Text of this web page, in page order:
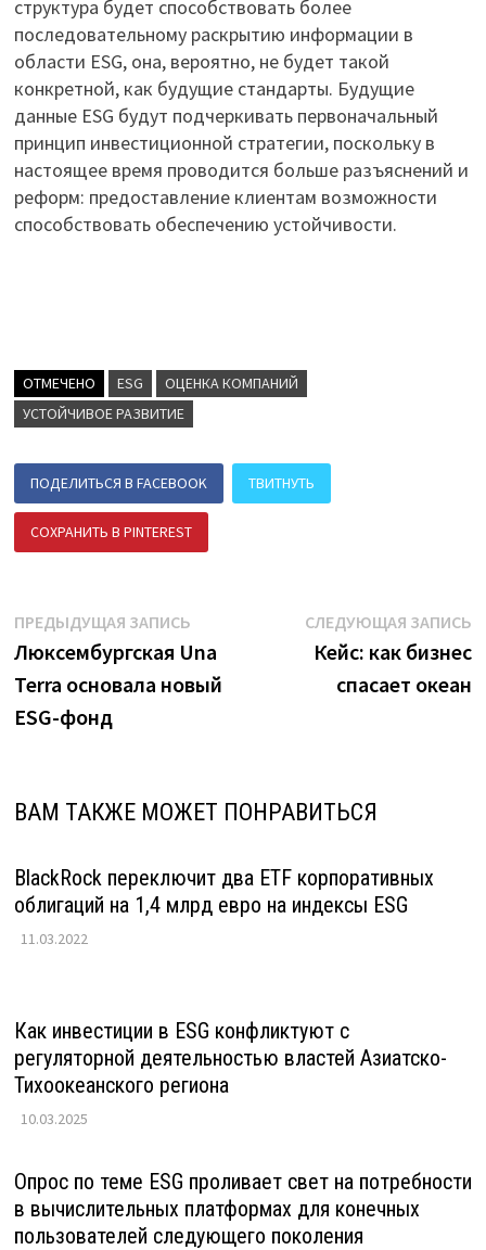
структура будет способствовать более
последовательному раскрытию информации в
области ESG, она, вероятно, не будет такой
конкретной, как будущие стандарты. Будущие
данные ESG будут подчеркивать первоначальный
принцип инвестиционной стратегии, поскольку в
настоящее время проводится больше разъяснений и
реформ: предоставление клиентам возможности
способствовать обеспечению устойчивости.
ОТМЕЧЕНО ESG
ОЦЕНКА КОМПАНИЙ
УСТОЙЧИВОЕ РАЗВИТИЕ
ПОДЕЛИТЬСЯ В FACEBOOK ТВИТНУТЬ
СОХРАНИТЬ В PINTEREST
Навигация
по
записям
ПРЕДЫДУЩАЯ ЗАПИСЬПредыдущая
запись:
Люксембургская Una
Terra основала новый
ESG-фонд
СЛЕДУЮЩАЯ ЗАПИСЬ
Кейс: как бизнес
спасает океан
ВАМ ТАКЖЕ МОЖЕТ ПОНРАВИТЬСЯ
BlackRock переключит два ETF корпоративных
облигаций на 1,4 млрд евро на индексы ESG
11.03.2022
Как инвестиции в ESG конфликтуют с
регуляторной деятельностью властей Азиатско-
Тихоокеанского региона
10.03.2025
Опрос по теме ESG проливает свет на потребности
в вычислительных платформах для конечных
пользователей следующего поколения